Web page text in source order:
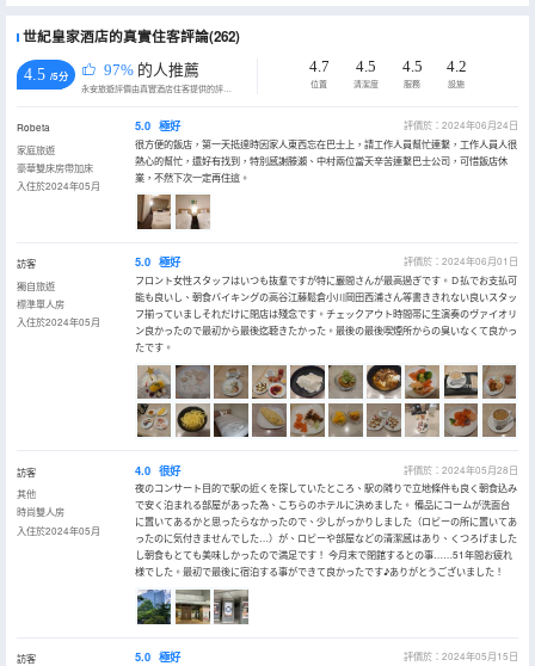
世紀皇家酒店的真實住客評論(262)
4.5 /5分 97% 的人推薦
永安旅遊評價由真實酒店住客提供的評價。
4.7
位置
4.5
清潔度
4.5
服務
4.2
設施
Robeta
家庭旅遊
豪華雙床房帶加床
入住於2024年05月
5.0 極好
評價於：2024年06月24日
很方便的飯店，第一天抵達時因家人東西忘在巴士上，請工作人員幫忙連繫，工作人員人很
熱心的幫忙，還好有找到，特別感謝滕瀨、中村兩位當天辛苦連繫巴士公司，可惜飯店休
業，不然下次一定再住這。
訪客
獨自旅遊
標準單人房
入住於2024年05月
5.0 極好
評價於：2024年06月01日
フロント女性スタッフはいつも抜羣ですが特に巖間さんが最高過ぎです。Ｄ払でお支払可
能も良いし、朝食バイキングの高谷江藤鬆倉小川岡田西浦さん等書ききれない良いスタッ
フ揃っていましそれだけに閉店は殘念です。チェックアウト時間帯に生演奏のヴァイオリ
ン良かったので最初から最後迄聴きたかった。最後の最後喫煙所からの臭いなくて良かっ
たです。
訪客
其他
時尚雙人房
入住於2024年05月
4.0 很好
評價於：2024年05月28日
夜のコンサート目的で駅の近くを探していたところ、駅の隣りで立地條件も良く朝食込み
で安く泊まれる部屋があった為、こちらのホテルに決めました。 備品にコームが洗面台
に置いてあるかと思ったらなかったので、少しがっかりしました（ロビーの所に置いてあ
ったのに気付きませんでした…）が、ロビーや部屋などの清潔感はあり、くつろげました
し朝食もとても美味しかったので満足です！ 今月末で閉館するとの事……51年間お疲れ
様でした。最初で最後に宿泊する事ができて良かったです♪ありがとうございました！
訪客
5.0 極好
評價於：2024年05月15日